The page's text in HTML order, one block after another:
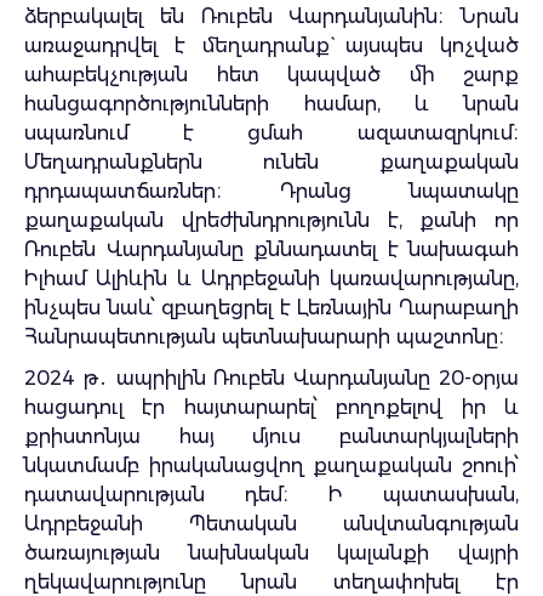
ձերբակալել են Ռուբեն Վարդանյանին։ Նրան
առաջադրվել է մեղադրանք` այսպես կոչված
ահաբեկչության հետ կապված մի շարք
հանցագործությունների համար, և նրան
սպառնում է ցմահ ազատազրկում։
Մեղադրանքներն ունեն քաղաքական
դրդապատճառներ։ Դրանց նպատակը
քաղաքական վրեժխնդրությունն է, քանի որ
Ռուբեն Վարդանյանը քննադատել է նախագահ
Իլհամ Ալիևին և Ադրբեջանի կառավարությանը,
ինչպես նաև՝ զբաղեցրել է Լեռնային Ղարաբաղի
Հանրապետության պետնախարարի պաշտոնը։
2024 թ․ ապրիլին Ռուբեն Վարդանյանը 20-օրյա
հացադուլ էր հայտարարել՝ բողոքելով իր և
քրիստոնյա հայ մյուս բանտարկյալների
նկատմամբ իրականացվող քաղաքական շոուի՝
դատավարության դեմ։ Ի պատասխան,
Ադրբեջանի Պետական անվտանգության
ծառայության նախնական կալանքի վայրի
ղեկավարությունը նրան տեղափոխել էր